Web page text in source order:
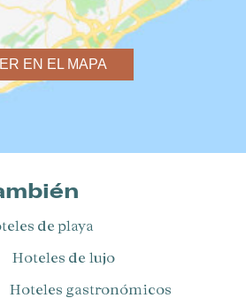
EN EL MAPA
de playa
Hoteles de lujo
Hoteles gastronómicos